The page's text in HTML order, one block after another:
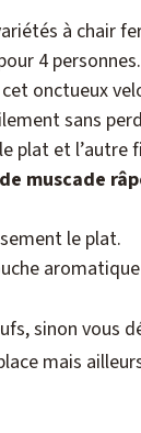
à chair
4 personnes.
onctueux
sans
plat et l’autre
muscade
le plat.
sinon vous
mais